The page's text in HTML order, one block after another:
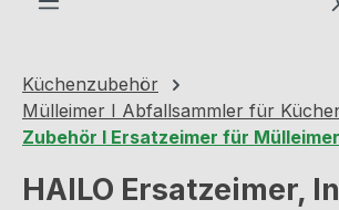
Küchenzubehör
Mülleimer I Abfallsammler für
Zubehör I Ersatzeimer für Mülleimer
HAILO Ersatzeimer,